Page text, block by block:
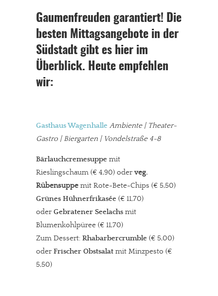
Gaumenfreuden garantiert! Die
besten Mittagsangebote in der
Südstadt gibt es hier im
Überblick. Heute empfehlen
wir:
Gasthaus Wagenhalle Ambiente | Theater-
Gastro | Biergarten | Vondelstraße 4-8
Bärlauchcremesuppe mit
Rieslingschaum (€ 4,90) oder veg.
Rübensuppe mit Rote-Bete-Chips (€ 5,50)
Grünes Hühnerfrikasée (€ 11,70)
oder Gebratener Seelachs mit
Blumenkohlpüree (€ 11,70)
Zum Dessert: Rhabarbercrumble (€ 5,00)
oder Frischer Obstsalat mit Minzpesto (€
5,50)